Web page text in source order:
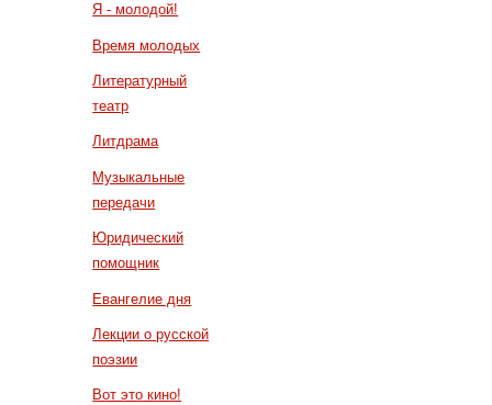
Я - молодой!
Время молодых
Литературный
театр
Литдрама
Музыкальные
передачи
Юридический
помощник
Евангелие дня
Лекции о русской
поэзии
Вот это кино!